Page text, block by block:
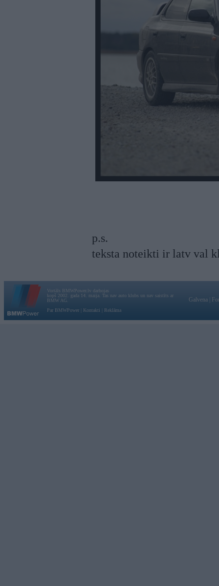
p.s.
teksta noteikti ir latv val
Vortāls BMWPower.lv darbojas
kopš 2002. gada 14. maija. Tas nav auto klubs un nav saistīts ar
BMW AG.
Par BMWPower
Kontakti Reklāma
Galvena